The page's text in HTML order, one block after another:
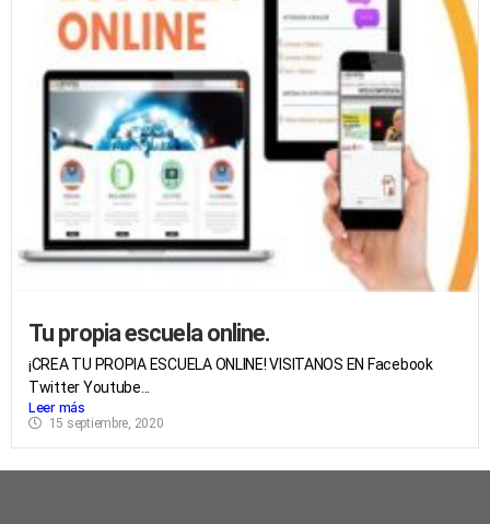
Tu propia escuela online.
¡CREA TU PROPIA ESCUELA ONLINE! VISITANOS EN Facebook
Twitter Youtube...
Leer más
15 septiembre, 2020